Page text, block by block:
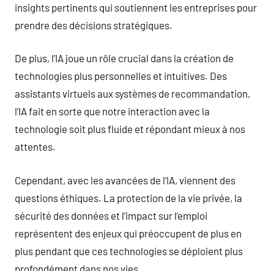
insights pertinents qui soutiennent les entreprises pour
prendre des décisions stratégiques.
De plus, l’IA joue un rôle crucial dans la création de
technologies plus personnelles et intuitives. Des
assistants virtuels aux systèmes de recommandation,
l’IA fait en sorte que notre interaction avec la
technologie soit plus fluide et répondant mieux à nos
attentes.
Cependant, avec les avancées de l’IA, viennent des
questions éthiques. La protection de la vie privée, la
sécurité des données et l’impact sur l’emploi
représentent des enjeux qui préoccupent de plus en
plus pendant que ces technologies se déploient plus
profondément dans nos vies.